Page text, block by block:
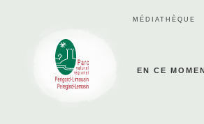
MÉDIATHÈQUE
EN CE